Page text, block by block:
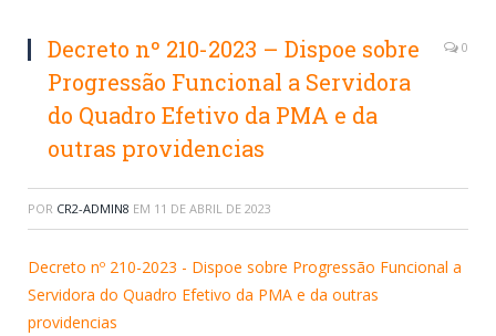
Decreto nº 210-2023 – Dispoe sobre
Progressão Funcional a Servidora
do Quadro Efetivo da PMA e da
outras providencias
0
POR CR2-ADMIN8 EM 11 DE ABRIL DE 2023
Decreto nº 210-2023 - Dispoe sobre Progressão Funcional a
Servidora do Quadro Efetivo da PMA e da outras
providencias